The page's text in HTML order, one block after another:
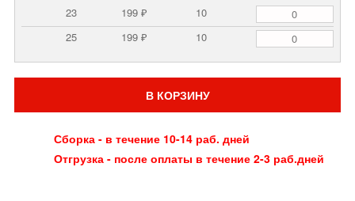
23
199 ₽
10
25
199 ₽ 10
В КОРЗИНУ
Сборка - в течение 10-14 раб. дней
Отгрузка - после оплаты в течение 2-3 раб.дней